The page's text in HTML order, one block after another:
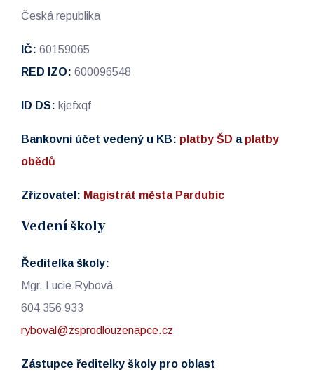
Česká republika
IČ: 60159065
RED IZO: 600096548
ID DS: kjefxqf
Bankovní účet vedený u KB: platby ŠD a platby
obědů
Zřizovatel: Magistrát města Pardubic
Vedení školy
Ředitelka školy:
Mgr. Lucie Rybová
604 356 933
ryboval@zsprodlouzenapce.cz
Zástupce ředitelky školy pro oblast